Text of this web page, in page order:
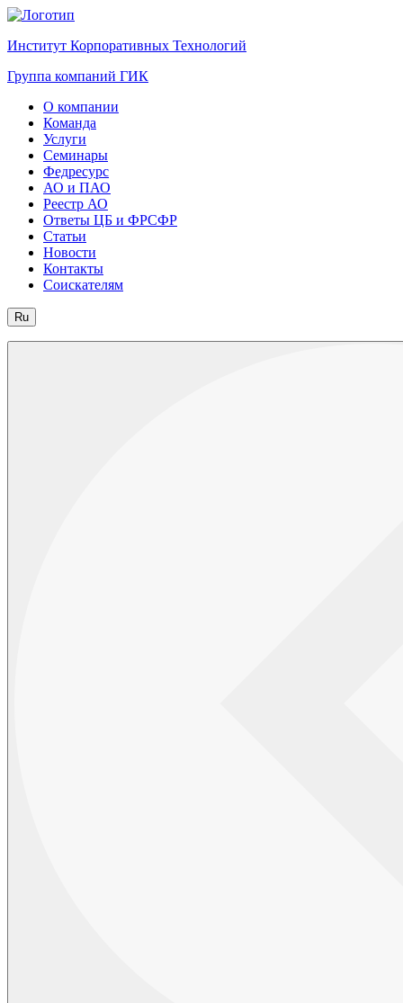
Институт Корпоративных Технологий
Группа компаний ГИК
О компании
Команда
Услуги
Семинары
Федресурс
АО и ПАО
Реестр АО
Ответы ЦБ и ФРСФР
Статьи
Новости
Контакты
Соискателям
Ru